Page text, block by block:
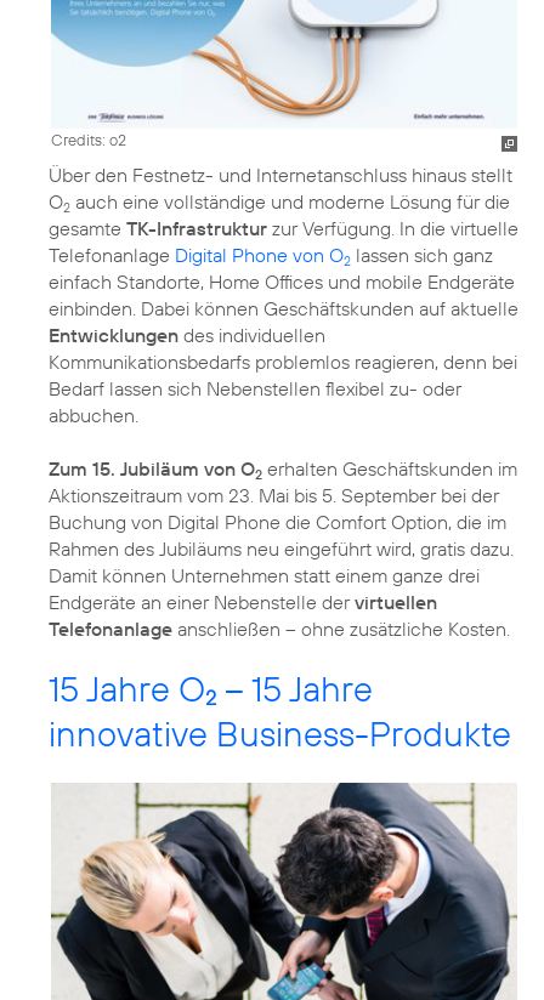
Credits: o2
Über den Festnetz- und Internetanschluss hinaus stellt
O2 auch eine vollständige und moderne Lösung für die
gesamte TK-Infrastruktur zur Verfügung. In die virtuelle
Telefonanlage Digital Phone von O2 lassen sich ganz
einfach Standorte, Home Offices und mobile Endgeräte
einbinden. Dabei können Geschäftskunden auf aktuelle
Entwicklungen des individuellen
Kommunikationsbedarfs problemlos reagieren, denn bei
Bedarf lassen sich Nebenstellen flexibel zu- oder
abbuchen.
Zum 15. Jubiläum von O2 erhalten Geschäftskunden im
Aktionszeitraum vom 23. Mai bis 5. September bei der
Buchung von Digital Phone die Comfort Option, die im
Rahmen des Jubiläums neu eingeführt wird, gratis dazu.
Damit können Unternehmen statt einem ganze drei
Endgeräte an einer Nebenstelle dervirtuellen
Telefonanlage anschließen – ohne zusätzliche Kosten.
15 Jahre O2 – 15 Jahre
innovative Business-Produkte